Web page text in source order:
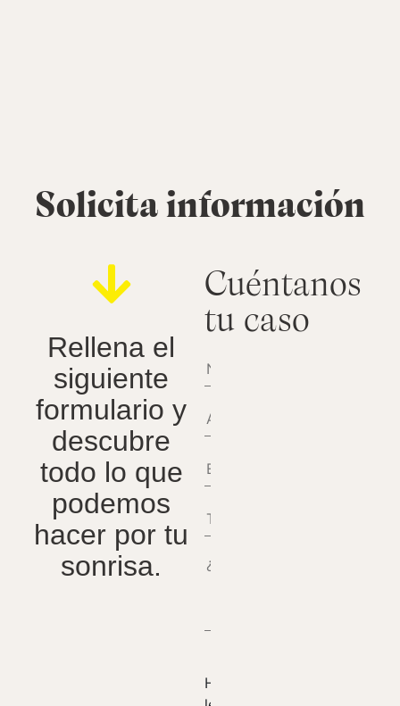
Solicita información
Rellena el
siguiente
formulario y
descubre
todo lo que
podemos
hacer por tu
sonrisa.
Cuéntanos
tu caso
He